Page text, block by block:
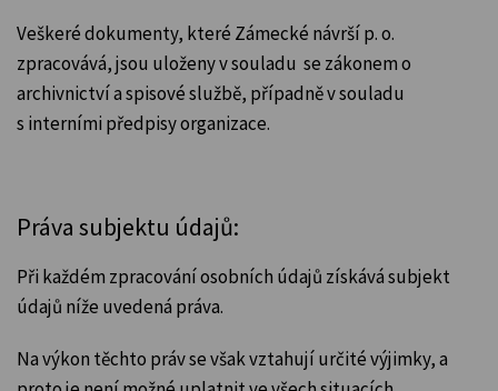
Veškeré dokumenty, které Zámecké návrší p. o.
zpracovává, jsou uloženy v souladu se zákonem o
archivnictví a spisové službě, případně v souladu
s interními předpisy organizace.
Práva subjektu údajů:
Při každém zpracování osobních údajů získává subjekt
údajů níže uvedená práva.
Na výkon těchto práv se však vztahují určité výjimky, a